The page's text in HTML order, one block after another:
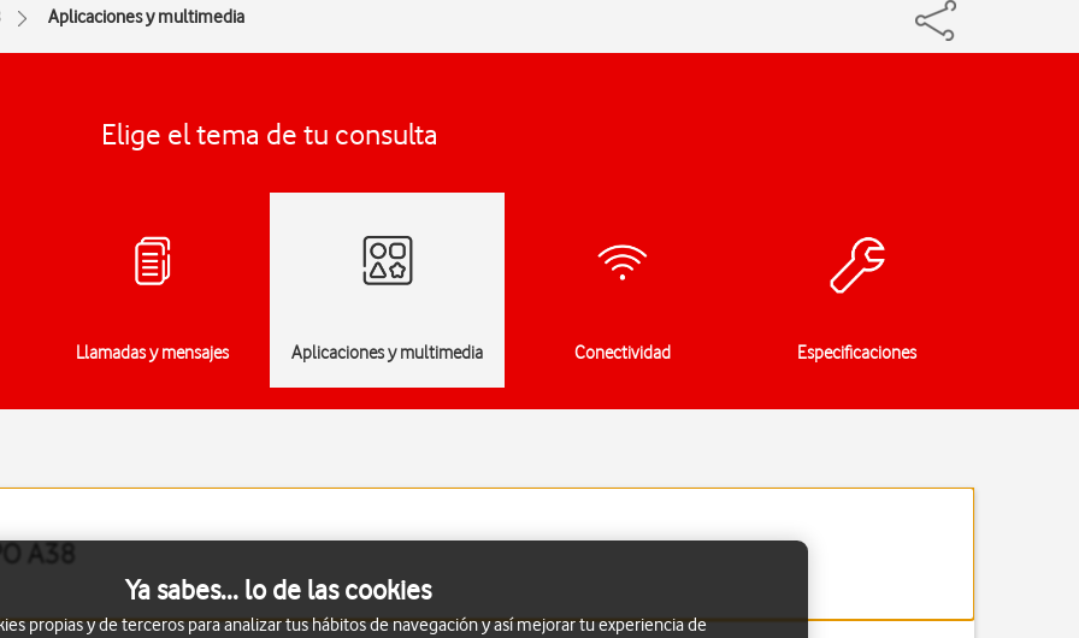
Aplicaciones y multimedia
Elige el tema de tu consulta
Llamadas y mensajes Aplicaciones y multimedia Conectividad Especificaciones
A38
Ya sabes... lo de las cookies
propias y de terceros para analizar tus hábitos de navegación y así mejorar tu experiencia de